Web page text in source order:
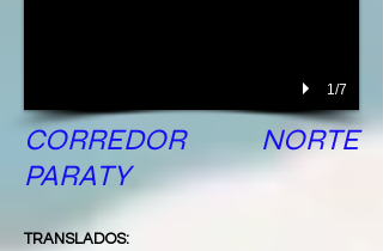
1/7
CORREDOR NORTE
PARATY
TRANSLADOS: